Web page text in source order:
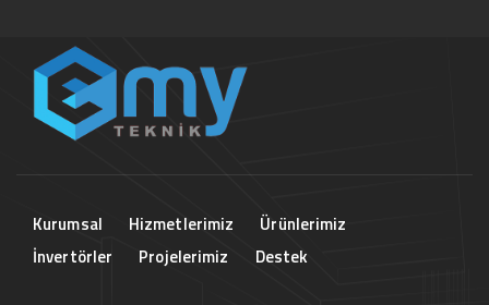
Kurumsal Hizmetlerimiz
Ürünlerimiz
İnvertörler
Projelerimiz Destek